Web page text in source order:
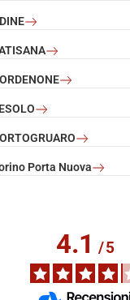
Porta Nuova
4.1/5